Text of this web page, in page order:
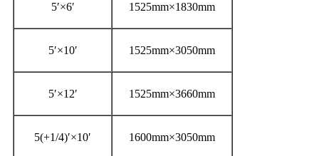
5′×6′ 1525mm×1830mm
5′×10′ 1525mm×3050mm
5′×12′ 1525mm×3660mm
5(+1/4)′×10′ 1600mm×3050mm